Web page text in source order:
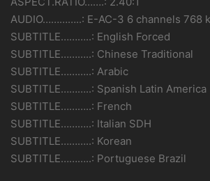
AUDIO…………..: E-AC-3 6 channels 768
SUBTITLE………..: English Forced
SUBTITLE………..: Chinese Traditional
SUBTITLE………..: Arabic
SUBTITLE………..: Spanish Latin America
SUBTITLE………..: French
SUBTITLE………..: Italian SDH
SUBTITLE………..: Korean
SUBTITLE………..: Portuguese Brazil